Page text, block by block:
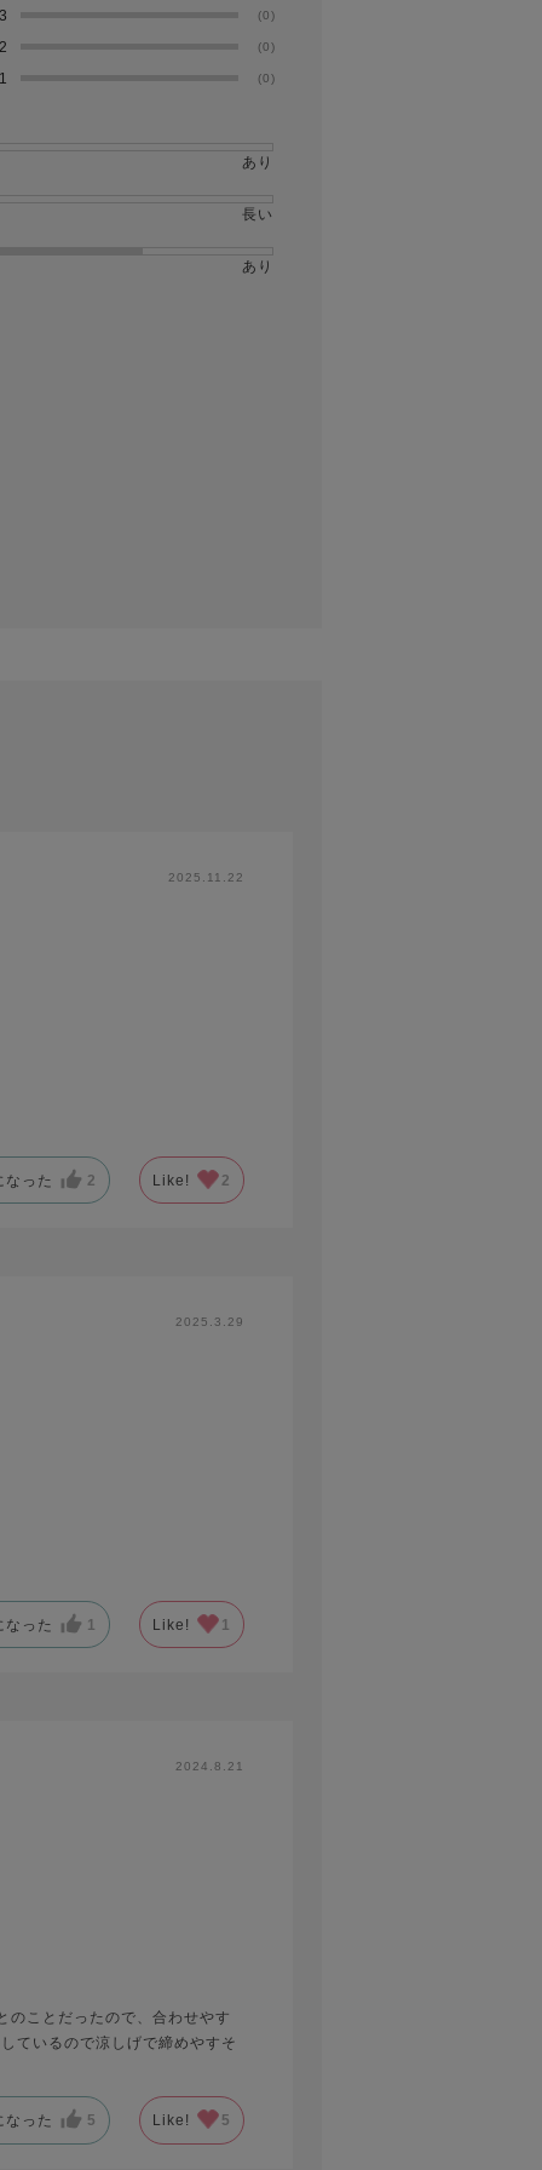
3 (0)
2 (0)
1 (0)
あり
長い
あり
2025.11.22
なった 2 Like! 2
2025.3.29
なった 1 Like! 1
2024.8.21
のことだったので、合わせやす
ているので涼しげで締めやすそ
なった 5 Like! 5